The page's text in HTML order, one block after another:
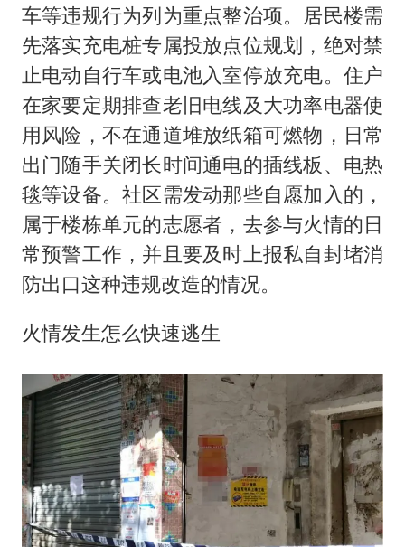
车等违规行为列为重点整治项。居民楼需
先落实充电桩专属投放点位规划，绝对禁
止电动自行车或电池入室停放充电。住户
在家要定期排查老旧电线及大功率电器使
用风险，不在通道堆放纸箱可燃物，日常
出门随手关闭长时间通电的插线板、电热
毯等设备。社区需发动那些自愿加入的，
属于楼栋单元的志愿者，去参与火情的日
常预警工作，并且要及时上报私自封堵消
防出口这种违规改造的情况。
火情发生怎么快速逃生